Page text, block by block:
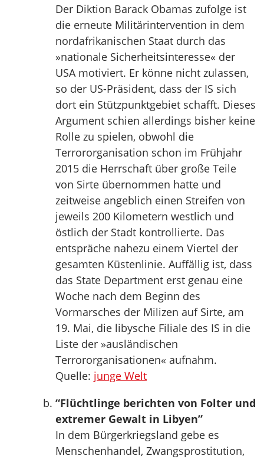
Der Diktion Barack Obamas zufolge ist
die erneute Militärintervention in dem
nordafrikanischen Staat durch das
»nationale Sicherheitsinteresse« der
USA motiviert. Er könne nicht zulassen,
so der US-Präsident, dass der IS sich
dort ein Stützpunktgebiet schafft. Dieses
Argument schien allerdings bisher keine
Rolle zu spielen, obwohl die
Terrororganisation schon im Frühjahr
2015 die Herrschaft über große Teile
von Sirte übernommen hatte und
zeitweise angeblich einen Streifen von
jeweils 200 Kilometern westlich und
östlich der Stadt kontrollierte. Das
entspräche nahezu einem Viertel der
gesamten Küstenlinie. Auffällig ist, dass
das State Department erst genau eine
Woche nach dem Beginn des
Vormarsches der Milizen auf Sirte, am
19. Mai, die libysche Filiale des IS in die
Liste der »ausländischen
Terrororganisationen« aufnahm.
Quelle: junge Welt
“Flüchtlinge berichten von Folter und
extremer Gewalt in Libyen”
In dem Bürgerkriegsland gebe es
Menschenhandel, Zwangsprostitution,